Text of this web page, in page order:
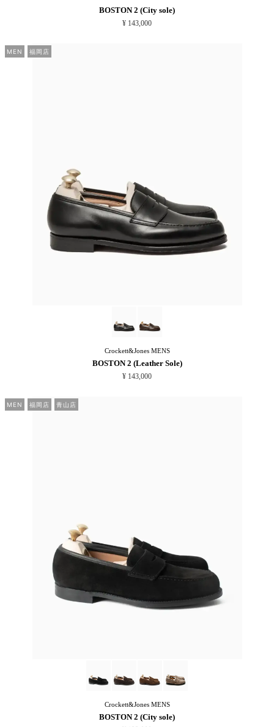
BOSTON 2 (City sole)
¥ 143,000
MEN 福岡店
Crockett&JonesMENS
BOSTON 2 (Leather Sole)
¥ 143,000
MEN 福岡店 青山店
Crockett&JonesMENS
BOSTON 2 (City sole)